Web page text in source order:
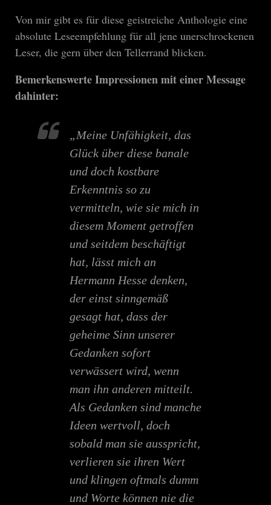
Von mir gibt es für diese geistreiche Anthologie eine
absolute Leseempfehlung für all jene unerschrockenen
Leser, die gern über den Tellerrand blicken.
Bemerkenswerte Impressionen mit einer Message
dahinter:
„Meine Unfähigkeit, das
Glück über diese banale
und doch kostbare
Erkenntnis so zu
vermitteln, wie sie mich in
diesem Moment getroffen
und seitdem beschäftigt
hat, lässt mich an
Hermann Hesse denken,
der einst sinngemäß
gesagt hat, dass der
geheime Sinn unserer
Gedanken sofort
verwässert wird, wenn
man ihn anderen mitteilt.
Als Gedanken sind manche
Ideen wertvoll, doch
sobald man sie ausspricht,
verlieren sie ihren Wert
und klingen oftmals dumm
und Worte können nie die